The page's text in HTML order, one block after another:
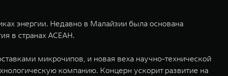
энергии. Недавно в Малайзии была основана
в странах АСЕАН.
микрочипов, и новая веха научно-технической
компанию. Концерн ускорит развитие на